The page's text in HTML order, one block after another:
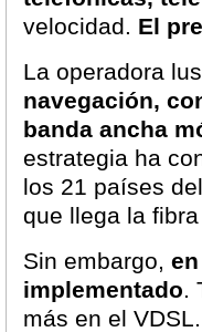
velocidad. El
La operadora
navegación,
banda ancha
estrategia ha
los 21 países
que llega la
Sin embargo,
implementado.
más en el